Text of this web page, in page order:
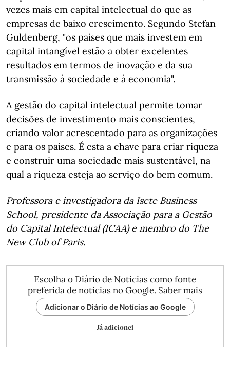
vezes mais em capital intelectual do que as
empresas de baixo crescimento. Segundo Stefan
Guldenberg, "os países que mais investem em
capital intangível estão a obter excelentes
resultados em termos de inovação e da sua
transmissão à sociedade e à economia".
A gestão do capital intelectual permite tomar
decisões de investimento mais conscientes,
criando valor acrescentado para as organizações
e para os países. É esta a chave para criar riqueza
e construir uma sociedade mais sustentável, na
qual a riqueza esteja ao serviço do bem comum.
Professora e investigadora da Iscte Business
School, presidente da Associação para a Gestão
do Capital Intelectual (ICAA) e membro do The
New Club of Paris.
Escolha o Diário de Notícias como fonte
preferida de notícias no Google. Saber mais
Adicionar o Diário de Notícias ao Google
Já adicionei